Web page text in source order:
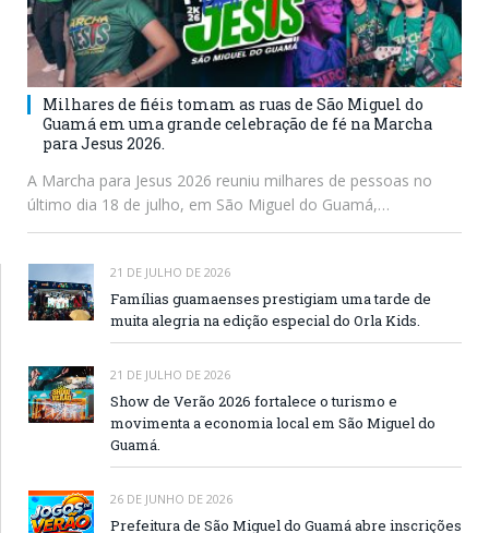
Milhares de fiéis tomam as ruas de São Miguel do
Guamá em uma grande celebração de fé na Marcha
para Jesus 2026.
A Marcha para Jesus 2026 reuniu milhares de pessoas no
último dia 18 de julho, em São Miguel do Guamá,…
21 DE JULHO DE 2026
Famílias guamaenses prestigiam uma tarde de
muita alegria na edição especial do Orla Kids.
21 DE JULHO DE 2026
Show de Verão 2026 fortalece o turismo e
movimenta a economia local em São Miguel do
Guamá.
26 DE JUNHO DE 2026
Prefeitura de São Miguel do Guamá abre inscrições